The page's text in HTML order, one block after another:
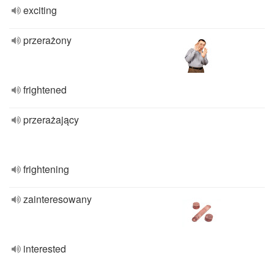
exciting
przerażony
frightened
przerażający
frightening
zainteresowany
interested